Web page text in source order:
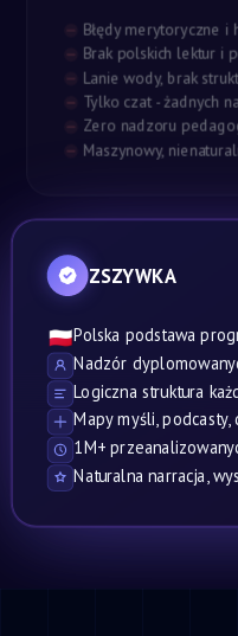
Błędy merytoryczne i
Brak polskich lektur i
Lanie wody, brak
Tylko czat - żadnych
Zero nadzoru
Maszynowy,
ZSZYWKA
🇵🇱Polska podstawa
Nadzór
Logiczna struktura
Mapy myśli,
1M+
Naturalna narracja,